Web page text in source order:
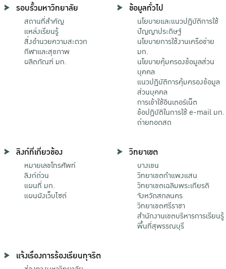
รอบรั้วมหาวิทยาลัย
สถานที่สำคัญ
แหล่งเรียนรู้
สิ่งอำนวยความสะดวก
กีฬาและสุขภาพ
ผลิตภัณฑ์ มก.
ข้อมูลทั่วไป
นโยบายและแนวปฏิบัติการใช้
ปัญญาประดิษฐ์
นโยบายการใช้งานเครือข่าย
มก.
นโยบายคุ้มครองข้อมูลส่วน
บุคคล
แนวปฏิบัติการคุ้มครองข้อมูล
ส่วนบุคคล
การเข้าใช้อินเตอร์เน็ต
ข้อปฏิบัติในการใช้ e-mail มก.
ถ่ายทอดสด
ลิงก์ที่เกี่ยวข้อง
หมายเลขโทรศัพท์
ลิงก์ด่วน
แผนที่ มก.
แผนผังเว็บไซต์
วิทยาเขต
บางเขน
วิทยาเขตกําแพงแสน
วิทยาเขตเฉลิมพระเกียรติ
จังหวัดสกลนคร
วิทยาเขตศรีราชา
สำนักงานเขตบริหารการเรียนรู้
พื้นที่สุพรรณบุรี
แจ้งเรื่องการร้องเรียนทุจริต